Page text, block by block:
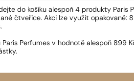
do košíku alespoň 4 produkty
čtveřice. Akci lze využít opakovaně:
Paris Perfumes v hodnotě alespoň